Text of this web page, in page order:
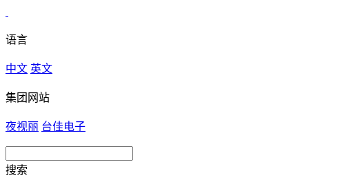
语言
中文 英文
集团网站
夜视丽 台佳电子
搜索